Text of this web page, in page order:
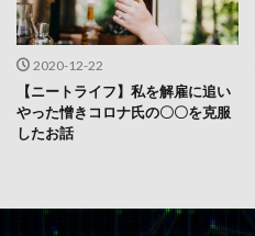
2020-12-22
【ニートライフ】私を解雇に追い
やった憎きコロナ氏の〇〇を克服
したお話